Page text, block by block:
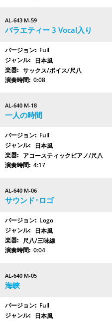
AL-643 M-59
バラエティー 3 Vocal入り
Full
日本風
サックス/ボイス/尺八
0:08
AL-640 M-18
一人の時間
Full
日本風
アコースティックピアノ/尺八
4:17
AL-640 M-06
サウンド･ロゴ
Logo
日本風
尺八/三味線
0:04
AL-640 M-05
海峡
Full
日本風